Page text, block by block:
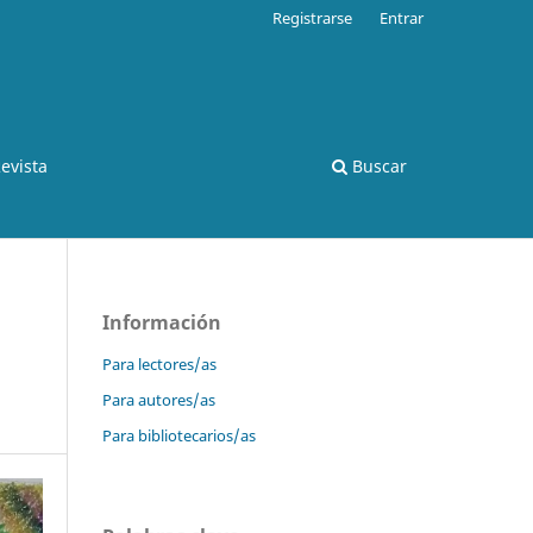
Buscar
Registrarse Entrar
Información
Para lectores/as
Para autores/as
Para bibliotecarios/as